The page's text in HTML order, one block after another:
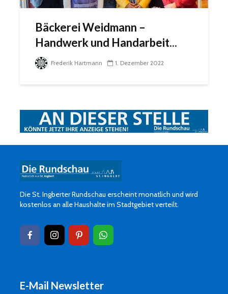
Bäckerei Weidmann –
Handwerk und Handarbeit...
Frederik Hartmann 1. Dezember 2022
Die St. Ingberter Rundschau erscheint monatlich und wird
kostenlos an alle Haushalte im Stadtgebiet verteilt.
E-Mail Newsletter